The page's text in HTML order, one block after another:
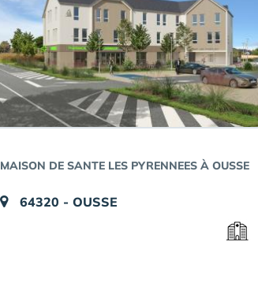
MAISON DE SANTE LES PYRENNEES À OUSSE
64320 - OUSSE